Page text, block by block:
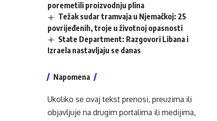
poremetili proizvodnju plina
Težak sudar tramvaja u Njemačkoj: 25
povrijeđenih, troje u životnoj opasnosti
State Department: Razgovori Libana i
Izraela nastavljaju se danas
Napomena
Ukoliko se ovaj tekst prenosi, preuzima ili
objavljuje na drugim portalima ili medijima,